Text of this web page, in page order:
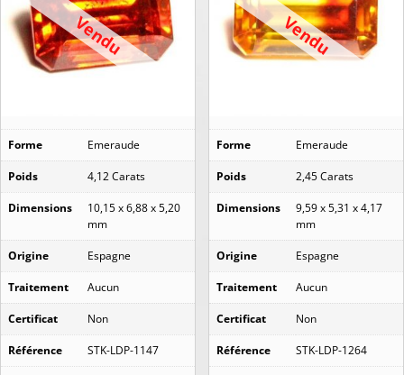
Vendu
Forme Emeraude
Poids 4,12 Carats
Dimensions
10,15 x 6,88 x 5,20
mm
Origine Espagne
Traitement Aucun
Certificat Non
Référence STK-LDP-1147
Vendu
Forme Emeraude
Poids 2,45 Carats
Dimensions
9,59 x 5,31 x 4,17
mm
Origine Espagne
Traitement Aucun
Certificat Non
Référence STK-LDP-1264